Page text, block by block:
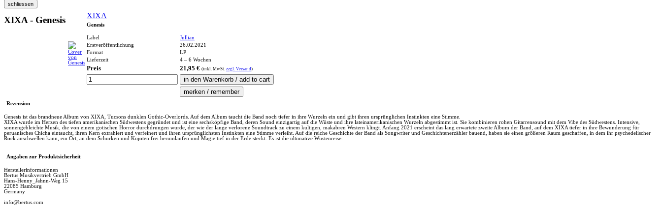
XIXA - Genesis XIXA
Genesis
Label
Jullian
Erstveröffentlichung
26.02.2021
Format
LP
Lieferzeit
4 – 6 Wochen
Preis 21,95 € (inkl. MwSt. zzgl. Versand)
Rezension
Genesis ist das brandneue Album von XIXA, Tucsons dunklen Gothic-Overlords. Auf dem Album taucht die Band noch tiefer in ihre Wurzeln ein und gibt ihren ursprünglichen Instinkten eine Stimme.
XIXA wurde im Herzen des tiefen amerikanischen Südwestens gegründet und ist eine sechsköpfige Band, deren Sound einzigartig auf die Wüste und ihre lateinamerikanischen Wurzeln abgestimmt ist. Sie kombinieren rohen Gitarrensound mit dem Vibe des Südwestens. Intensive,
sonnengebleichte Musik, die von einem gotischen Horror durchdrungen wurde, der wie der lange verlorene Soundtrack zu einem kultigen, makabren Western klingt. Anfang 2021 erscheint das lang erwartete zweite Album der Band, auf dem XIXA tiefer in ihre Bewunderung für
peruanisches Chicha eintaucht, ihren Kern extrahiert und verfeinert und ihren ursprünglichsten Instinkten eine Stimme verleiht. Auf die reiche Geschichte der Band als Songwriter und Geschichtenerzähler bauend, haben sie einen größeren Raum geschaffen, in dem ihr psychedelischer
Rock anschwellen kann, ein Ort, an dem Schurken und Kojoten frei herumlaufen und Magie tief in der Erde steckt. Es ist die ultimative Wüstenreise.
Angaben zur Produktsicherheit
Herstellerinformationen
Bertus Musikvertrieb GmbH
Hans-Henny_Jahnn-Weg 15
22085 Hamburg
Germany
info@bertus.com